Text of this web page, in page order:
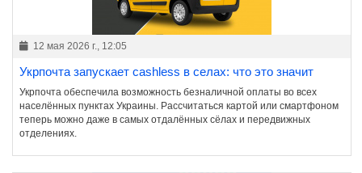
12 мая 2026 г., 12:05
Укрпочта запускает cashless в селах: что это значит
Укрпочта обеспечила возможность безналичной оплаты во всех
населённых пунктах Украины. Рассчитаться картой или смартфоном
теперь можно даже в самых отдалённых сёлах и передвижных
отделениях.